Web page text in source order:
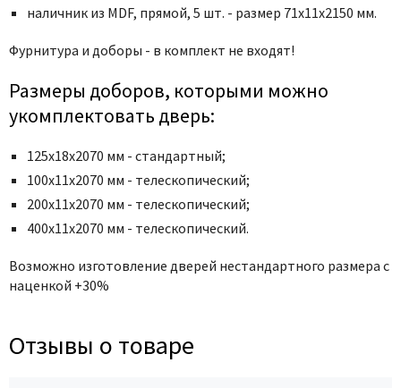
Profil Doors
Profilo Porte
Regidoors
STR
Torex
Tupai
Uberture
Valcomp
Verum
Zadoor
наличник из MDF, прямой, 5 шт. - размер 71x11x2150 мм.
Фурнитура и доборы - в комплект не входят!
Размеры доборов, которыми можно
укомплектовать дверь:
125х18х2070 мм - стандартный;
100х11х2070 мм - телескопический;
200х11х2070 мм - телескопический;
400х11х2070 мм - телескопический.
Возможно изготовление дверей нестандартного размера с
наценкой +30%
Отзывы о товаре